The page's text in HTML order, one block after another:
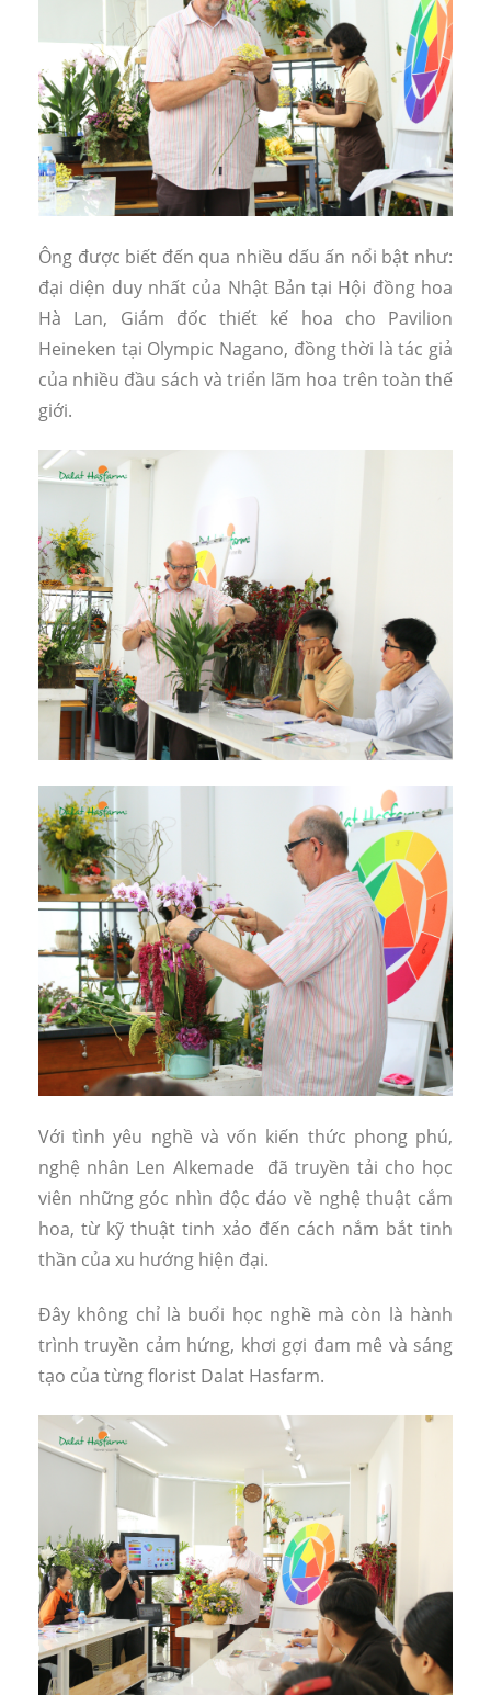
Ông được biết đến qua nhiều dấu ấn nổi bật như:
đại diện duy nhất của Nhật Bản tại Hội đồng hoa
Hà Lan, Giám đốc thiết kế hoa cho Pavilion
Heineken tại Olympic Nagano, đồng thời là tác giả
của nhiều đầu sách và triển lãm hoa trên toàn thế
giới.
Với tình yêu nghề và vốn kiến thức phong phú,
nghệ nhân Len Alkemade đã truyền tải cho học
viên những góc nhìn độc đáo về nghệ thuật cắm
hoa, từ kỹ thuật tinh xảo đến cách nắm bắt tinh
thần của xu hướng hiện đại.
Đây không chỉ là buổi học nghề mà còn là hành
trình truyền cảm hứng, khơi gợi đam mê và sáng
tạo của từng florist Dalat Hasfarm.